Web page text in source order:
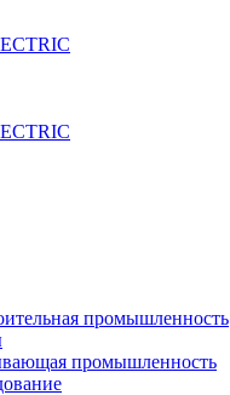
промышленность
промышленность